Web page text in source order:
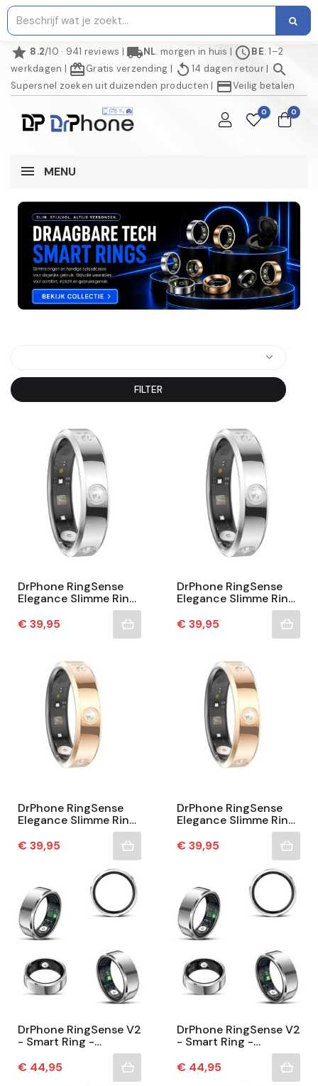
star 8.2/10 · 941 reviews | local_shippingNL: morgen in huis | scheduleBE: 1–2
werkdagen | redeemGratis verzending | replay 14 dagen retour| search
Supersnel zoeken uit duizenden producten | credit_cardVeilig betalen
0 0
MENU
FILTER
DrPhone RingSense
Elegance Slimme Ring
- Smart Ring - IP68 -
Stappenteller - Zilver -
EU Maat 61
Prijs
€ 39,95
DrPhone RingSense
Elegance Slimme Ring
- Smart Ring - IP68 -
Stappenteller - Zilver -
EU Maat 58
Prijs
€ 39,95
DrPhone RingSense
Elegance Slimme Ring
- Smart Ring - IP68 -
Stappenteller - Goud
- EU Maat 58
Prijs
€ 39,95
DrPhone RingSense
Elegance Slimme Ring
- Smart Ring - IP68 -
Stappenteller - Goud
- EU Maat 55
Prijs
€ 39,95
DrPhone RingSense V2
- Smart Ring -
Europese Ringmaat 67
- IP68 Waterdicht -
24-Uur...
Prijs
€ 44,95
DrPhone RingSense V2
- Smart Ring -
Europese Ringmaat 65
- IP68 Waterdicht -
24-Uur...
Prijs
€ 44,95